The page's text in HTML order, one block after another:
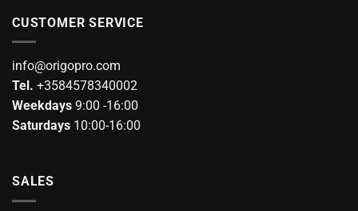
CUSTOMER SERVICE
info@origopro.com
Tel. +3584578340002
Weekdays 9:00 -16:00
Saturdays 10:00-16:00
SALES